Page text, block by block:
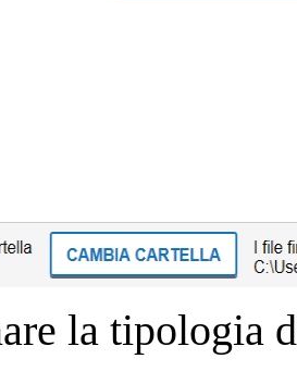
la tipologia